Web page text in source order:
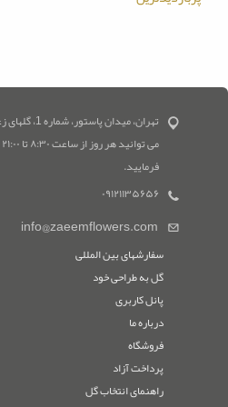
تهران، میدان پاستور، شماره 1، گلهای زعیم
فرمایید.
۰۹۱۲۱۱۳۵۶۵۶
info@zaeemflowers.com
سفارشهای بین المللی
گل به طراحی خود
پانل کاربری
درباره ما
فروشگاه
پرداخت آزاد
راهنمای انتخاب گل